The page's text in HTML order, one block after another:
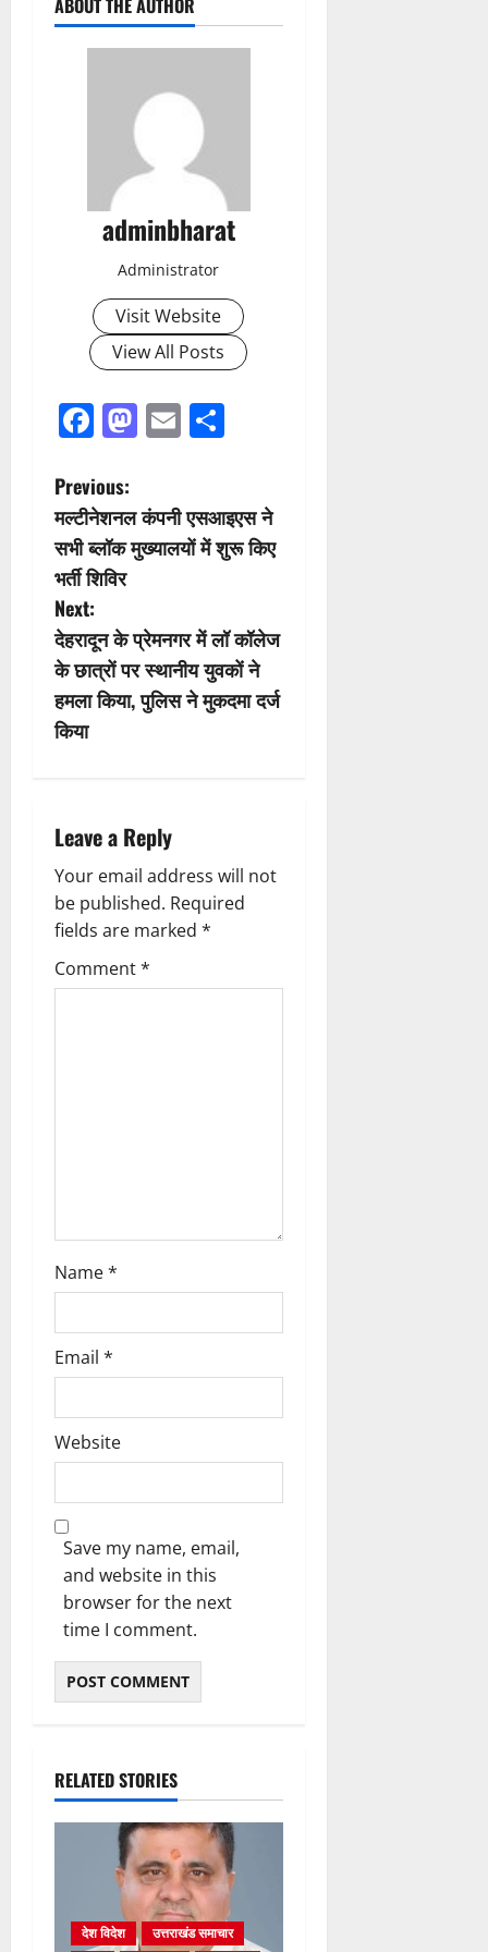
adminbharat
Administrator
Visit Website
View All Posts
Facebook
Mastodon
Email
P
o
s
t
n
a
g
a
t
i
Previous:
मल्टीनेशनल कंपनी एसआइएस ने
सभी ब्लॉक मुख्यालयों में शुरू किए
भर्ती शिविर
Next:
देहरादून के प्रेमनगर में लॉ कॉलेज
के छात्रों पर स्थानीय युवकों ने
हमला किया, पुलिस ने मुकदमा दर्ज
किया
Leave a Reply
Your email address will not
be published. Required
fields are marked *
Comment*
Name*
Email *
Website
Save my name, email,
and website in this
browser for the next
time I comment.
RELATED STORIES
देश विदेश
उत्तराखंड समाचार